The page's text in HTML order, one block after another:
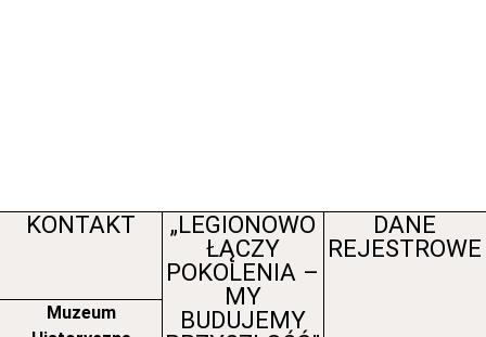
KONTAKT
Muzeum
„LEGIONOWO
ŁĄCZY
POKOLENIA –
MY
BUDUJEMY
DANE
REJESTROWE